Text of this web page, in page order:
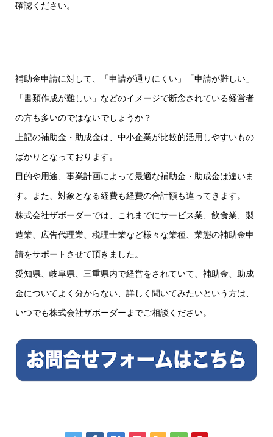
確認ください。
補助金申請に対して、「申請が通りにくい」「申請が難しい」
「書類作成が難しい」などのイメージで断念されている経営者
の方も多いのではないでしょうか？
上記の補助金・助成金は、中小企業が比較的活用しやすいもの
ばかりとなっております。
目的や用途、事業計画によって最適な補助金・助成金は違いま
す。また、対象となる経費も経費の合計額も違ってきます。
株式会社ザボーダーでは、これまでにサービス業、飲食業、製
造業、広告代理業、税理士業など様々な業種、業態の補助金申
請をサポートさせて頂きました。
愛知県、岐阜県、三重県内で経営をされていて、補助金、助成
金についてよく分からない、詳しく聞いてみたいという方は、
いつでも株式会社ザボーダーまでご相談ください。